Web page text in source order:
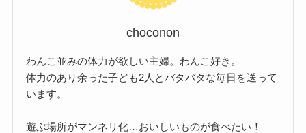
choconon
わんこ並みの体力が欲しい主婦。わんこ好き。
体力のあり余った子ども2人とバタバタな毎日を送って
います。
遊ぶ場所がマンネリ化…おいしいものが食べたい！